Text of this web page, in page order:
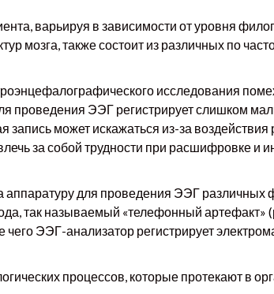
варьируя в зависимости от уровня
мозга, также состоит из различных по
исследования
проведения ЭЭГ регистрирует слишком
может искажаться из-за воздействия
за собой трудности при расшифровке и
для проведения ЭЭГ различных
так называемый «телефонный
ЭЭГ-анализатор регистрирует
процессов, которые протекают в